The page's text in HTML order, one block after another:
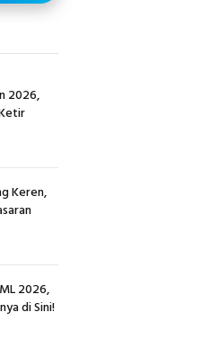
2026,
Keren,
2026,
di Sini!